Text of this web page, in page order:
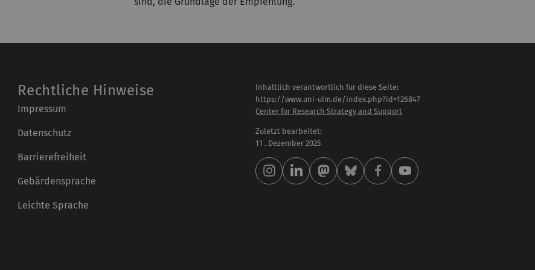
Rechtliche Hinweise
Impressum
Datenschutz
Barrierefreiheit
Gebärdensprache
Leichte Sprache
Inhaltlich verantwortlich für diese Seite:
https://www.uni-ulm.de/index.php?id=126847
Center for Research Strategy and Support
Zuletzt bearbeitet:
11 . Dezember 2025